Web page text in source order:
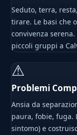
Seduto, terra,
tirare. Le basi che
convivenza
piccoli gruppi a
⚠
Problemi
Ansia da
paura, fobie, fuga.
sintomo) e